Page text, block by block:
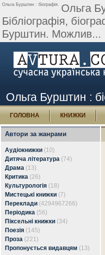
Ольга Бурштин : біографія. Ольга
Бібліографія,
Бурштин. Можлив...
Ольга Бурштин :
ГОЛОВНА КНИЖКИ
Автори за жанрами
Аудіокнижки (10)
Дитяча література (74)
Драма (13)
Критика (26)
Культурологія (18)
Мистецькі книжки (7)
Переклади (4294967266)
Періодика (56)
Піксельні книжки (34)
Поезія (145)
Проза (221)
Пропонується видавцям (13)